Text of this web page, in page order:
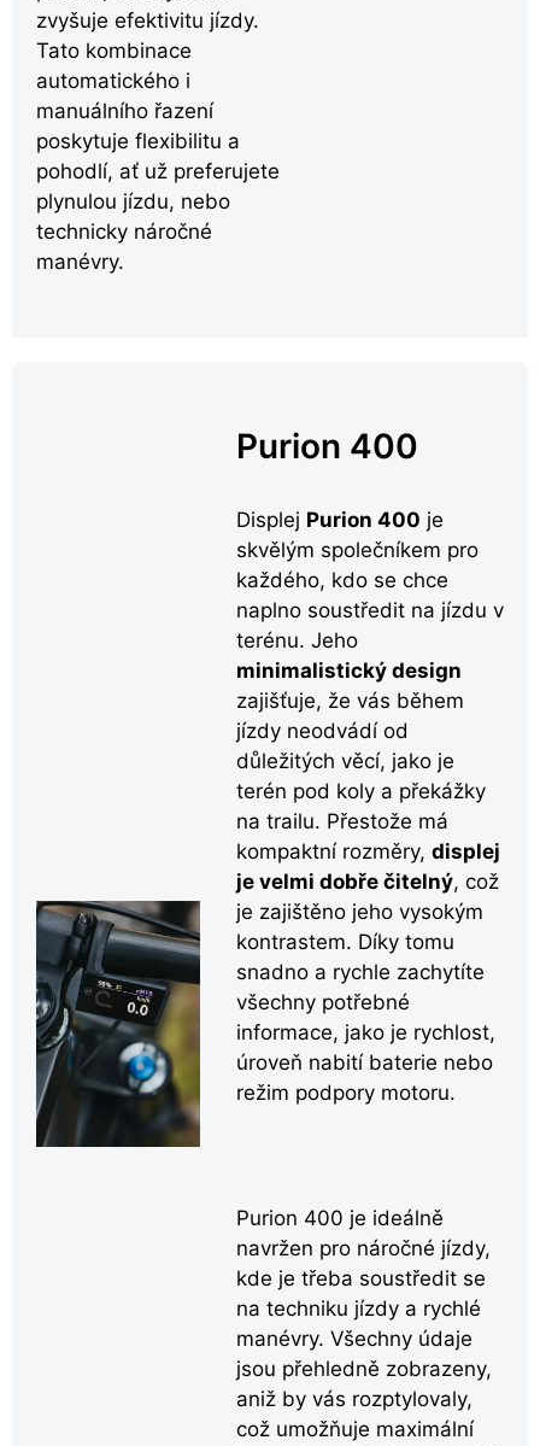
zvyšuje efektivitu jízdy.
Tato kombinace
automatického i
manuálního řazení
poskytuje flexibilitu a
pohodlí, ať už preferujete
plynulou jízdu, nebo
technicky náročné
manévry.
Purion 400
Displej Purion 400 je
skvělým společníkem pro
každého, kdo se chce
naplno soustředit na jízdu v
terénu. Jeho
minimalistický design
zajišťuje, že vás během
jízdy neodvádí od
důležitých věcí, jako je
terén pod koly a překážky
na trailu. Přestože má
kompaktní rozměry, displej
je velmi dobře čitelný, což
je zajištěno jeho vysokým
kontrastem. Díky tomu
snadno a rychle zachytíte
všechny potřebné
informace, jako je rychlost,
úroveň nabití baterie nebo
režim podpory motoru.
Purion 400 je ideálně
navržen pro náročné jízdy,
kde je třeba soustředit se
na techniku jízdy a rychlé
manévry. Všechny údaje
jsou přehledně zobrazeny,
aniž by vás rozptylovaly,
což umožňuje maximální